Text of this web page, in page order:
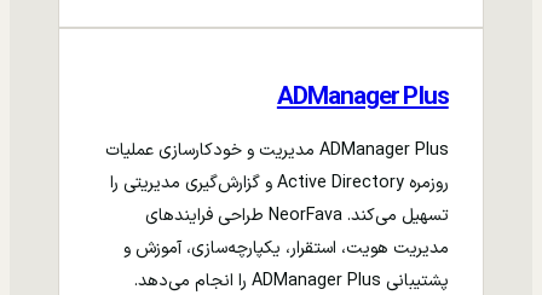
ADManager Plus
ADManager Plus مدیریت و خودکارسازی عملیات
روزمره Active Directory و گزارش‌گیری مدیریتی را
تسهیل می‌کند. NeorFava طراحی فرایندهای
مدیریت هویت، استقرار، یکپارچه‌سازی، آموزش و
پشتیبانی ADManager Plus را انجام می‌دهد.